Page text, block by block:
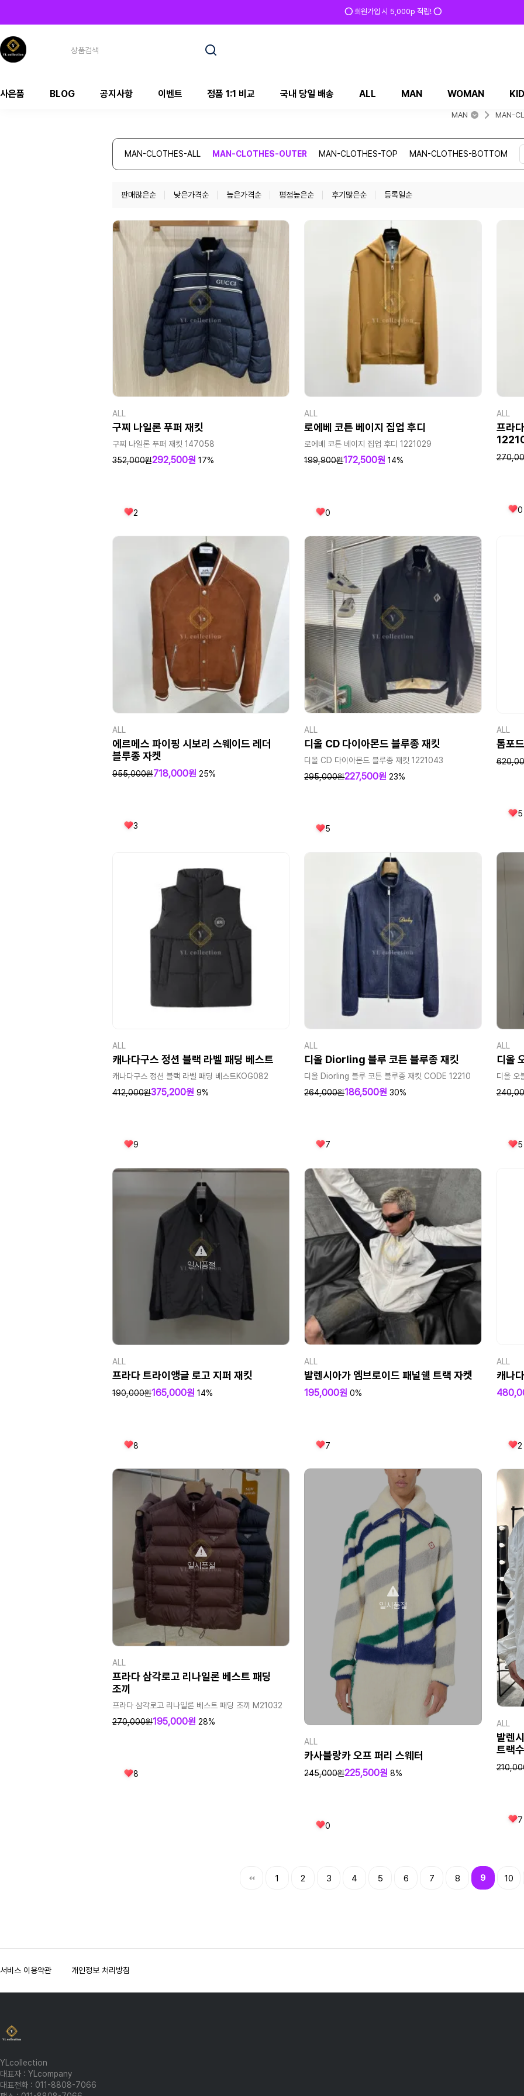
⭕ 회원가입 시 5,000p 적립! ⭕
사은품 BLOG 공지사항 이벤트 정품 1:1 비교 국내 당일 배송 ALL MAN WOMAN
MAN MAN-
MAN-CLOTHES-ALL MAN-CLOTHES-OUTER MAN-CLOTHES-TOP MAN-CLOTHES-BOTTOM
판매많은순 낮은가격순 높은가격순 평점높은순 후기많은순 등록일순
ALL
구찌 나일론 푸퍼 재킷
구찌 나일론 푸퍼 재킷 147058
352,000원292,500원 17%
2
ALL
로에베 코튼 베이지 집업 후디
로에베 코튼 베이지 집업 후디 1221029
199,900원172,500원 14%
0
ALL
프라
0
ALL
에르메스 파이핑 시보리 스웨이드 레더
블루종 자켓
955,000원718,000원 25%
3
ALL
디올 CD 다이아몬드 블루종 재킷
디올 CD 다이아몬드 블루종 재킷 1221043
295,000원227,500원 23%
5
ALL
톰포
5
ALL
캐나다구스 정션 블랙 라벨 패딩 베스트
캐나다구스 정션 블랙 라벨 패딩 베스트KOG082
412,000원375,200원 9%
9
ALL
디올 Diorling 블루 코튼 블루종 재킷
디올 Diorling 블루 코튼 블루종 재킷 CODE 12210
264,000원186,500원 30%
7
ALL
디올
디올 오
5
일시품절
ALL
프라다 트라이앵글 로고 지퍼 재킷
190,000원165,000원 14%
8
ALL
발렌시아가 엠브로이드 패널쉘 트랙 자켓
195,000원 0%
7
ALL
캐나
2
일시품절
ALL
프라다 삼각로고 리나일론 베스트 패딩
조끼
프라다 삼각로고 리나일론 베스트 패딩 조끼 M21032
270,000원195,000원 28%
8
일시품절
ALL
카사블랑카 오프 퍼리 스웨터
245,000원225,500원 8%
0
ALL
발렌
트랙
7
1 2 3 4 5 6 7 8 9 10
맨끝
서비스 이용약관 개인정보 처리방침
YLcollection
대표자 : YLcompany
대표전화 : 011-8808-7066